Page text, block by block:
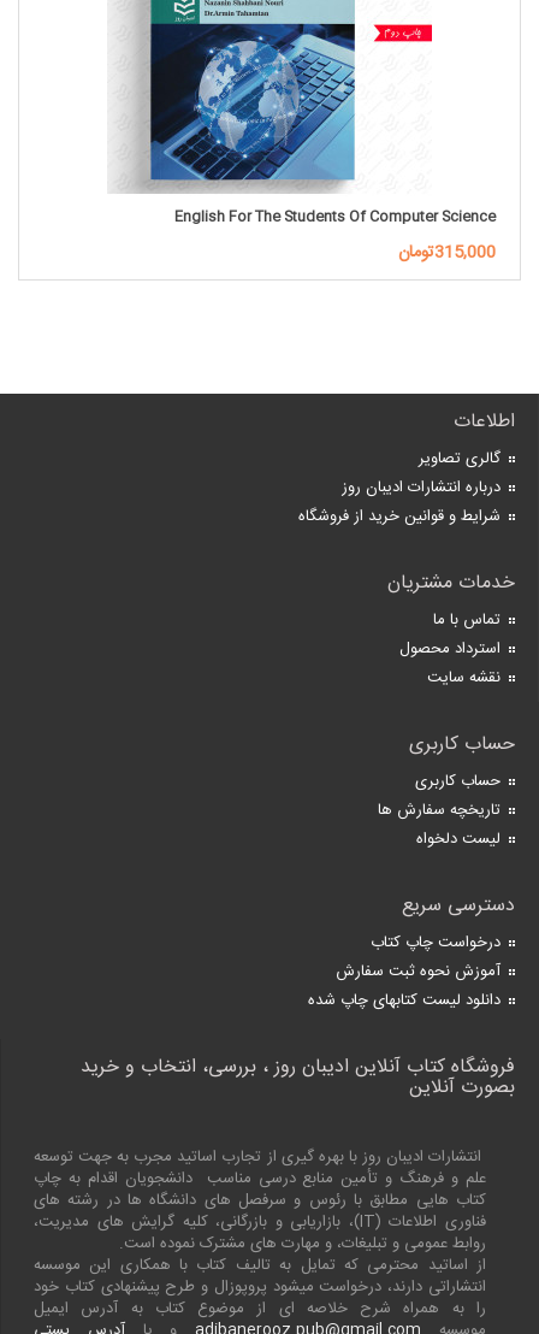
English For The Students Of Computer Science
315,000تومان
اطلاعات
گالری تصاویر
درباره انتشارات ادیبان روز
شرایط و قوانین خرید از فروشگاه
خدمات مشتریان
تماس با ما
استرداد محصول
نقشه سایت
حساب کاربری
حساب کاربری
تاریخچه سفارش ها
لیست دلخواه
دسترسی سریع
درخواست چاپ کتاب
آموزش نحوه ثبت سفارش
دانلود لیست کتابهای چاپ شده
فروشگاه کتاب آنلاین ادیبان روز ، بررسی، انتخاب و خرید
بصورت آنلاین
انتشارات ادیبان روز با بهره گیری از تجارب اساتید مجرب به جهت توسعه
علم و فرهنگ و تأمین منابع درسی مناسب دانشجویان اقدام به چاپ
کتاب هایی مطابق با رئوس و سرفصل های دانشگاه ها در رشته های
فناوری اطلاعات (IT)، بازاریابی و بازرگانی، کلیه گرایش های مدیریت،
روابط عمومی و تبلیغات، و مهارت های مشترک نموده است.
از اساتید محترمی که تمایل به تالیف کتاب با همکاری این موسسه
انتشاراتی دارند، درخواست میشود پروپوزال و طرح پیشنهادی کتاب خود
را به همراه شرح خلاصه ای از موضوع کتاب به آدرس ایمیل